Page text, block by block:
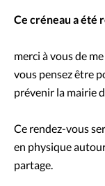
Ce créneau a été
merci à vous de
vous pensez être
prévenir la mairie
Ce rendez-vous
en physique
partage.